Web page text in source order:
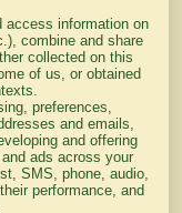
access information on
combine and share
collected on this
of us, or obtained
preferences,
and emails,
and offering
ads across your
SMS, phone, audio,
performance, and